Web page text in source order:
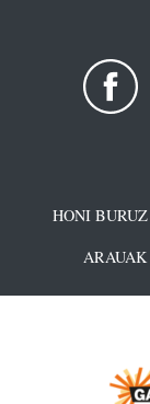
HONI BURUZ
ARAUAK